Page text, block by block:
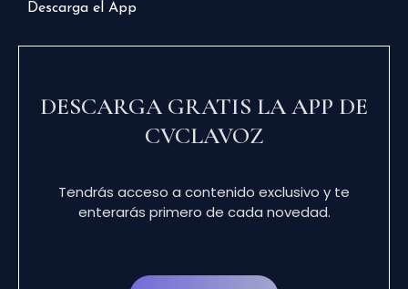
Descarga el App
DESCARGA GRATIS LA APP DE
CVCLAVOZ
Tendrás acceso a contenido exclusivo y te
enterarás primero de cada novedad.